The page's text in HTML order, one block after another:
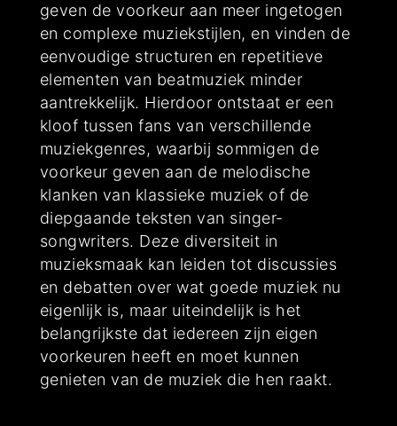
geven de voorkeur aan meer ingetogen
en complexe muziekstijlen, en vinden de
eenvoudige structuren en repetitieve
elementen van beatmuziek minder
aantrekkelijk. Hierdoor ontstaat er een
kloof tussen fans van verschillende
muziekgenres, waarbij sommigen de
voorkeur geven aan de melodische
klanken van klassieke muziek of de
diepgaande teksten van singer-
songwriters. Deze diversiteit in
muzieksmaak kan leiden tot discussies
en debatten over wat goede muziek nu
eigenlijk is, maar uiteindelijk is het
belangrijkste dat iedereen zijn eigen
voorkeuren heeft en moet kunnen
genieten van de muziek die hen raakt.